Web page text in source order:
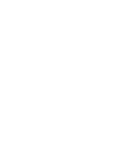
们的位置，右键自定义动作，
在末尾处最后三秒添加一个